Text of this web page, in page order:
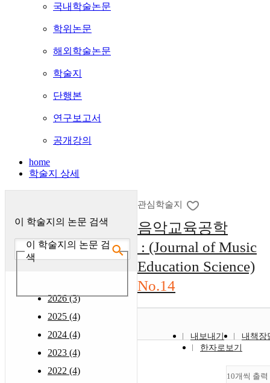
국내학술논문
학위논문
해외학술논문
학술지
단행본
연구보고서
공개강의
home
학술지 상세
이 학술지의 논문 검색
이 학술지의 논문 검
색
2026 (3)
2025 (4)
2024 (4)
2023 (4)
2022 (4)
관심학술지
음악교육공학
: (Journal of Music
Education Science)
No.14
내보내기
내책장
한자로보기
10개씩 출력